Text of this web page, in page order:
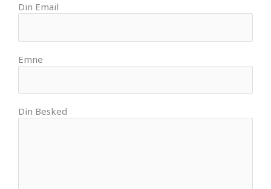
Din Email
Emne
Din Besked